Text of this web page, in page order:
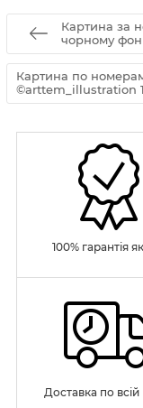
Картина за
чорному
Картина по
©arttem_illustration
100% гарантія
Доставка по всій